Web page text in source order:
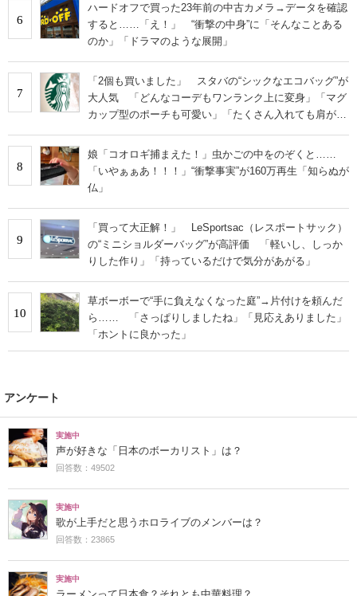
6
ハードオフで買った23年前の中古カメラ→データを確認
すると……「え！」 “衝撃の中身”に「そんなことある
のか」「ドラマのような展開」
7
「2個も買いました」 スタバの“シックなエコバッグ”が
大人気 「どんなコーデもワンランク上に変身」「マグ
カップ型のポーチも可愛い」「たくさん入れても肩が痛
8
娘「コオロギ捕まえた！」虫かごの中をのぞくと……
「いやぁぁあ！！！」“衝撃事実”が160万再生「知らぬが
仏」
9
「買って大正解！」 LeSportsac（レスポートサック）
の“ミニショルダーバッグ”が高評価 「軽いし、しっか
りした作り」「持っているだけで気分があがる」
10
草ボーボーで“手に負えなくなった庭”→片付けを頼んだ
ら…… 「さっぱりしましたね」「見応えありました」
「ホントに良かった」
アンケート
実施中
声が好きな「日本のボーカリスト」は？
回答数：49502
実施中
歌が上手だと思うホロライブのメンバーは？
回答数：23865
実施中